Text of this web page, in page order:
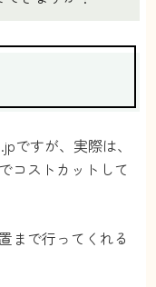
ですが、実際は、
コストカットして
まで行ってくれる